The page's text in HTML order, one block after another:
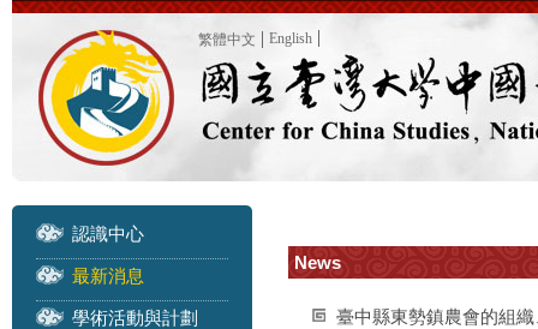
繁體中文 English
認識中心
最新消息
學術活動與計劃
News
臺中縣東勢鎮農會的組